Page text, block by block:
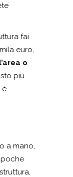
fai
euro,
o
più
è
a mano,
poche